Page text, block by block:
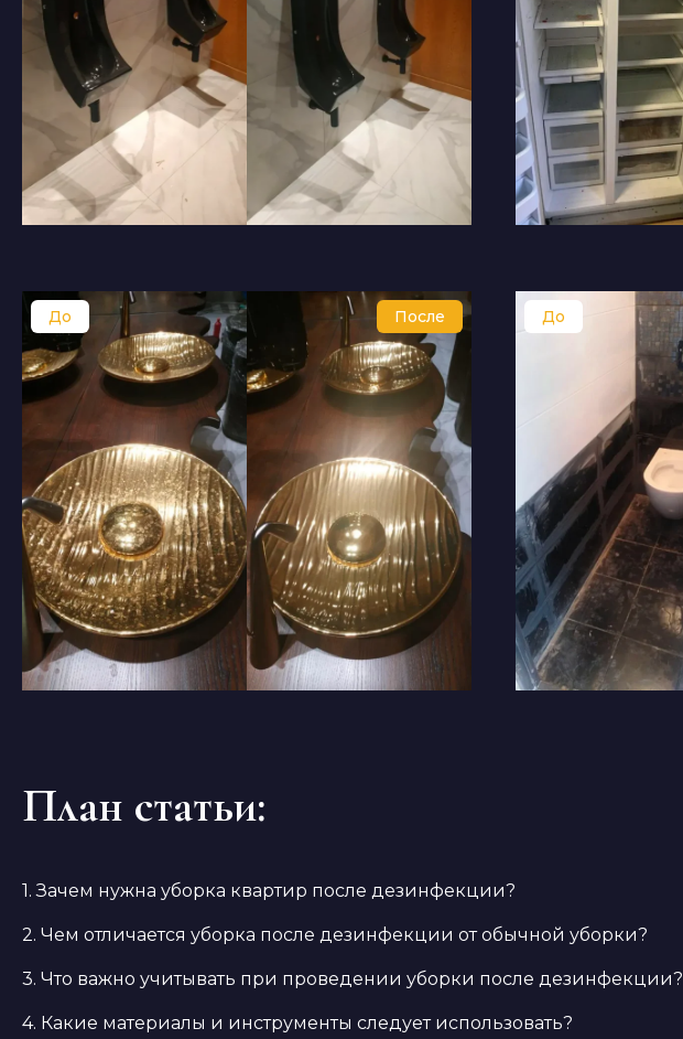
План статьи:
1. Зачем нужна уборка квартир после дезинфекции?
2. Чем отличается уборка после дезинфекции от обычной уборки?
3. Что важно учитывать при проведении уборки после дезинфекции?
4. Какие материалы и инструменты следует использовать?